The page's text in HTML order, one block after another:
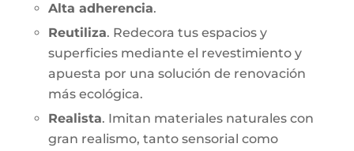
Alta adherencia.
Reutiliza. Redecora tus espacios y
superficies mediante el revestimiento y
apuesta por una solución de renovación
más ecológica.
Realista. Imitan materiales naturales con
gran realismo, tanto sensorial como